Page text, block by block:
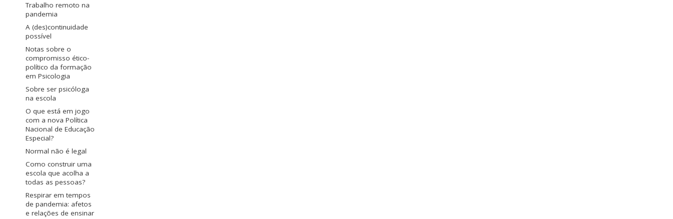
Trabalho remoto na
pandemia
A (des)continuidade
possível
Notas sobre o
compromisso ético-
político da formação
em Psicologia
Sobre ser psicóloga
na escola
O que está em jogo
com a nova Política
Nacional de Educação
Especial?
Normal não é legal
Como construir uma
escola que acolha a
todas as pessoas?
Respirar em tempos
de pandemia: afetos
e relações de ensinar